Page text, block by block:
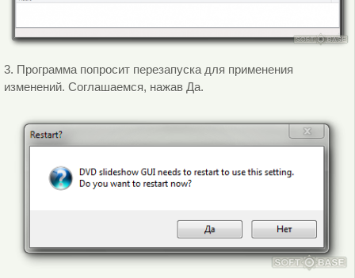
3. Программа попросит перезапуска для применения
изменений. Соглашаемся, нажав Да.